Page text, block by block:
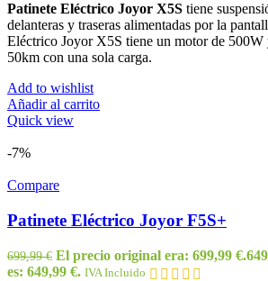
Patinete Eléctrico Joyor X5S tiene
delanteras y traseras alimentadas por la
Eléctrico Joyor X5S tiene un motor de 500W
50km con una sola carga.
Add to wishlist
Añadir al carrito
Quick view
-7%
Compare
Patinete Eléctrico Joyor F5S+
699,99€ El precio original era: 699,99 €.
es: 649,99 €. IVA Incluido